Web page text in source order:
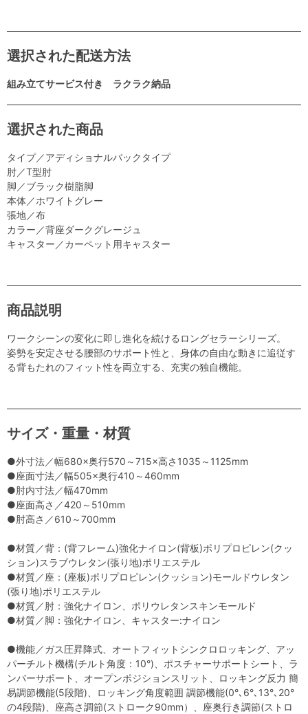
選択された配送方法
組み立てサービス付き ラクラク納品
選択された商品
タイプ／アディショナルバックタイプ
肘／T型肘
脚／ブラック樹脂脚
本体／ホワイトグレー
張地／布
カラー／背座ダークグレージュ
キャスター／カーペット用キャスター
商品説明
ワークシーンの変化に即し進化を続けるロングセラーシリーズ。
姿勢を安定させる腰部のサポート性と、身体の自由な動きに追従す
る背もたれのフィット性を両立する、充実の独自機能。
サイズ・重量・材質
●外寸法／幅680×奥行570～715×高さ1035～1125mm
●座面寸法／幅505×奥行410～460mm
●肘内寸法／幅470mm
●座面高さ／420～510mm
●肘高さ／610～700mm
●材質／背：(背フレーム)強化ナイロン(背板)ポリプロピレン(クッ
ション)スラブウレタン(張り地)ポリエステル
●材質／座：(座板)ポリプロピレン(クッション)モールドウレタン
(張り地)ポリエステル
●材質／肘：強化ナイロン、ポリウレタンスキンモールド
●材質／脚：強化ナイロン、キャスター:ナイロン
●機能／ガス圧昇降式、オートフィットシンクロロッキング、アッ
パーチルト機構(チルト角度：10°)、ポスチャーサポートシート、ラ
ンバーサポート、オープンポジションスリット、ロッキング反力 簡
易調節機能(5段階)、ロッキング角度範囲 調節機能(0°､6°､13°､20°
の4段階)、座高さ調節(ストローク90mm）、座奥行き調節(ストロ